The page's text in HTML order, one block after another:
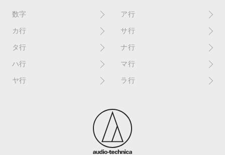
数字
10インチ
4チャンネル
ア行
RPM(33,45)
赤盤
アセテート盤
EPアダプター
インシュレーター
インナースリーブ
ウォーターダメージ
内袋
カ行
書き込み
歌詞記載ジャケット
ガチャ盤
サ行
サイン
CDJ
シールド盤
シュリンク残存
白盤
針圧
スクラッチ
タ行
ターンテーブル
ダイナフレックス
Discogs（ディスコグス）
ナ行
2枚使い
ン）
ハ行
ハウリング
マ行
マスターテンポ
マトリックス番号
未開封
ミキサー
耳
ヤ行 ラ行
リイシュー / 再発
リミックス
ループ
ループ溝/ロックド・グルーヴ/